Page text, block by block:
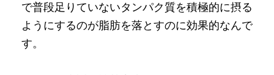
で普段足りていないタンパク質を積極的に摂る
ようにするのが脂肪を落とすのに効果的なんで
す。